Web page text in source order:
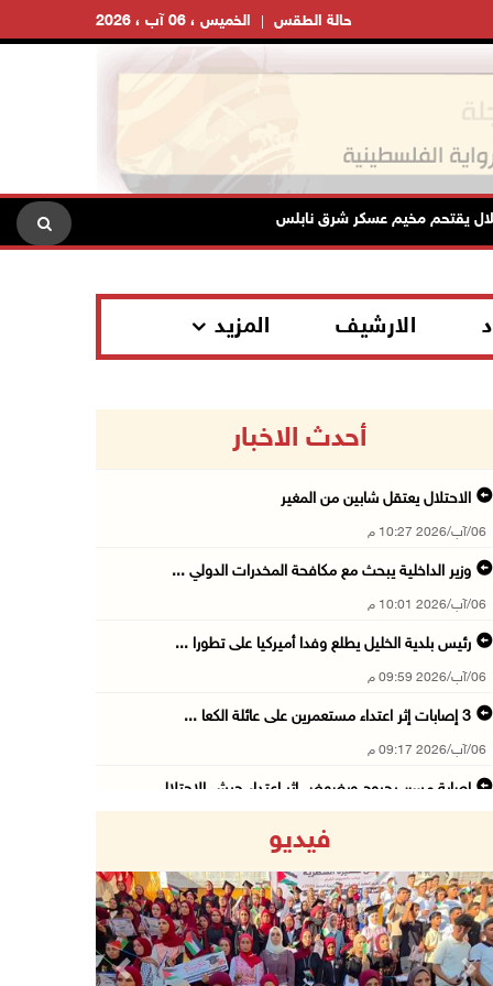
الخميس ، 06 آب ، 2026 حالة الطقس
مخيم عسكر شرق نابلس نادي الأسير: الاحتلال يعتقل ويحقق ميدانياً مع
الارشيف المزيد
أحدث الاخبار
الاحتلال يعتقل شابين من المغير
06/آب/2026 10:27 م
وزير الداخلية يبحث مع مكافحة المخدرات الدولي ...
06/آب/2026 10:01 م
رئيس بلدية الخليل يطلع وفدا أميركيا على تطورا ...
06/آب/2026 09:59 م
06/آب/2026 09:17 م
إصابة مسن بجروح ورضوض إثر اعتداء جيش الاحتلال ...
06/آب/2026 09:08 م
الرئيس يستقبل مجلس بلدية رام الله ويشدد على د ...
06/آب/2026 08:36 م
فيديو
Previous Next